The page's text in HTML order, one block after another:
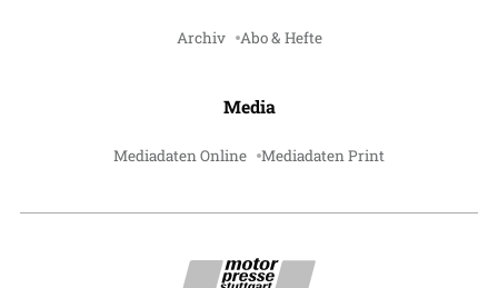
Archiv Abo & Hefte
Media
Mediadaten Online Mediadaten Print